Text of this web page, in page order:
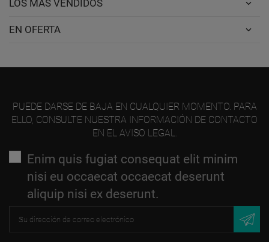
LOS MÁS VENDIDOS
EN OFERTA
PUEDE DARSE DE BAJA EN CUALQUIER MOMENTO. PARA
ELLO, CONSULTE NUESTRA INFORMACIÓN DE CONTACTO
EN EL AVISO LEGAL.
Enim quis fugiat consequat elit minim
nisi eu occaecat occaecat deserunt
aliquip nisi ex deserunt.